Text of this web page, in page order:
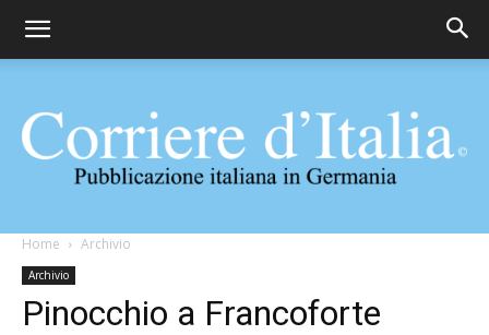
Corriere
d'Italia
Home Archivio
Archivio
Pinocchio a Francoforte